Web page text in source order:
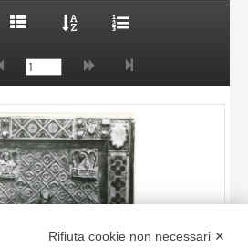
AUTORE
ARTISTA
MATERIA E TECNICA
DATA
20 RISULTATI
Rifiuta cookie non necessari ✕